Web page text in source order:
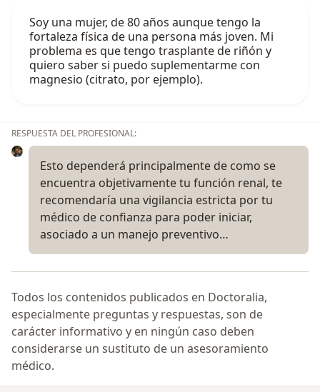
Soy una mujer, de 80 años aunque tengo la
fortaleza física de una persona más joven. Mi
problema es que tengo trasplante de riñón y
quiero saber si puedo suplementarme con
magnesio (citrato, por ejemplo).
RESPUESTA DEL PROFESIONAL:
Esto dependerá principalmente de como se
encuentra objetivamente tu función renal, te
recomendaría una vigilancia estricta por tu
médico de confianza para poder iniciar,
asociado a un manejo preventivo…
Todos los contenidos publicados en Doctoralia,
especialmente preguntas y respuestas, son de
carácter informativo y en ningún caso deben
considerarse un sustituto de un asesoramiento
médico.